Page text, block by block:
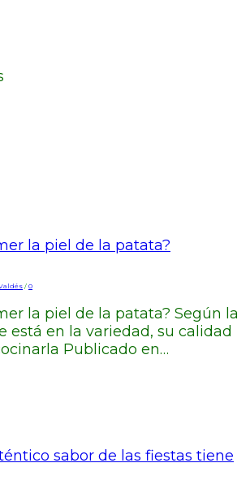
la piel de la patata?
/ 0
la piel de la patata? Según la
está en la variedad, su calidad
Publicado en…
sabor de las fiestas tiene